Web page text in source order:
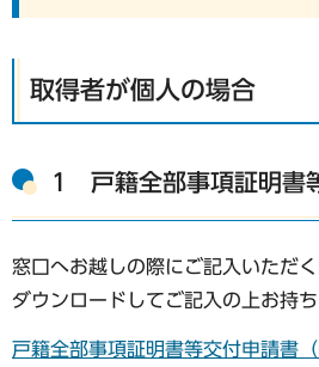
取得者が個人の場合
1 戸籍全部事項証明書
窓口へお越しの際にご記入いただ
ダウンロードしてご記入の上お持ち
戸籍全部事項証明書等交付申請書